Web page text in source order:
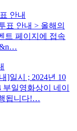
안내
표 안내 > 올해의
트 페이지에 접속
]일시 ; 2024년 10
부일영화상이 네이
됩니다!…